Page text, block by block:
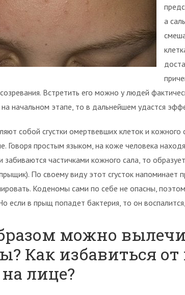
а
Встретить его можно у людей
начальном этапе, то в дальнейшем удастся
собой сгустки омертвевших клеток и кожного
Говоря простым языком, на коже человека
забиваются частичками кожного сала, то
По своему виду этот сгусток напоминает
Коденомы сами по себе не опасны,
если в прыщ попадет бактерия, то он
можно
Как избавиться
лице?